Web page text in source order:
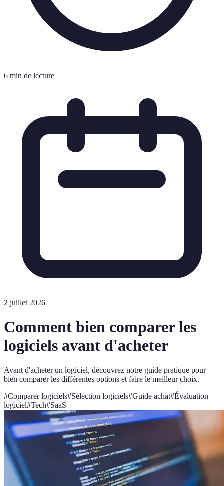
6 min de lecture
2 juillet 2026
Comment bien comparer les
logiciels avant d'acheter
Avant d'acheter un logiciel, découvrez notre guide pratique pour
bien comparer les différentes options et faire le meilleur choix.
#Comparer logiciels#Sélection logiciels#Guide achat#Évaluation
logiciel#Tech#SaaS